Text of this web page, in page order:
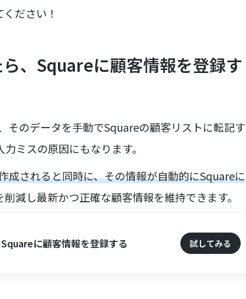
ださい！
、Squareに顧客情報を登録す
のデータを手動でSquareの顧客リストに転記す
ミスの原因にもなります。
成されると同時に、その情報が自動的にSquareに
減し最新かつ正確な顧客情報を維持できます。
に顧客情報を登録する 試してみる